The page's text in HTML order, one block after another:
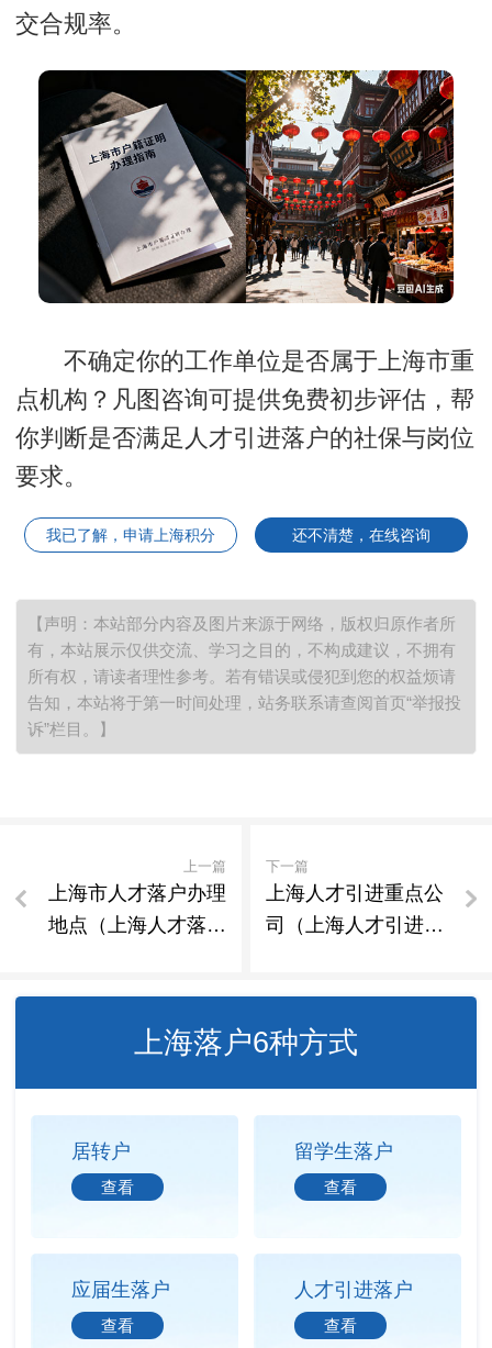
交合规率。
不确定你的工作单位是否属于上海市重
点机构？凡图咨询可提供免费初步评估，帮
你判断是否满足人才引进落户的社保与岗位
要求。
我已了解，申请上海积分 还不清楚，在线咨询
【声明：本站部分内容及图片来源于网络，版权归原作者所
有，本站展示仅供交流、学习之目的，不构成建议，不拥有
所有权，请读者理性参考。若有错误或侵犯到您的权益烦请
告知，本站将于第一时间处理，站务联系请查阅首页“举报投
诉”栏目。】
上一篇
上海市人才落户办理
地点（上海人才落户
下一篇
上海人才引进重点公
司（上海人才引进重
上海落户6种方式
居转户
查看
留学生落户
查看
应届生落户
查看
人才引进落户
查看